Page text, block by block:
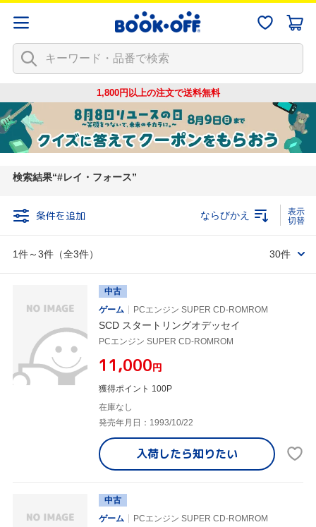
1,800円以上の注文で送料無料
検索結果 #レイ・フォース
条件を追加
1件～3件（全3件）
ならびかえ
30件
中古
ゲーム
PCエンジン SUPER CD-ROMROM
SCD スタートリングオデッセイ
PCエンジン SUPER CD-ROMROM
¥11,000円
獲得ポイント 100P
在庫なし
発売年月日：1993/10/22
入荷したら知りたい
中古
ゲーム
PCエンジン SUPER CD-ROMROM